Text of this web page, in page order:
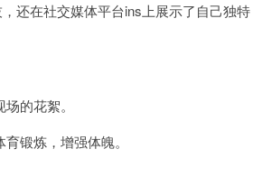
还在社交媒体平台ins上展示了自己独特
的花絮。
锻炼，增强体魄。